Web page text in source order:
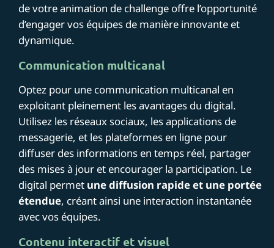
de votre animation de challenge offre l’opportunité
d’engager vos équipes de manière innovante et
dynamique.
Communication multicanal
Optez pour une communication multicanal en
exploitant pleinement les avantages du digital.
Utilisez les réseaux sociaux, les applications de
messagerie, et les plateformes en ligne pour
diffuser des informations en temps réel, partager
des mises à jour et encourager la participation. Le
digital permet une diffusion rapide et une portée
étendue, créant ainsi une interaction instantanée
avec vos équipes.
Contenu interactif et visuel